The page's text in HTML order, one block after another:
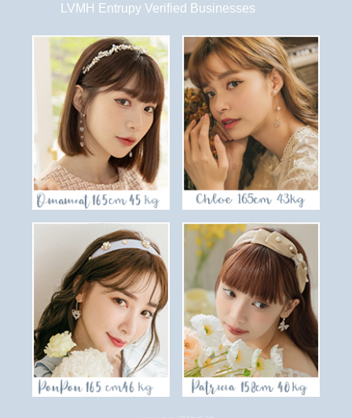
LVMH Entrupy Verified Businesses